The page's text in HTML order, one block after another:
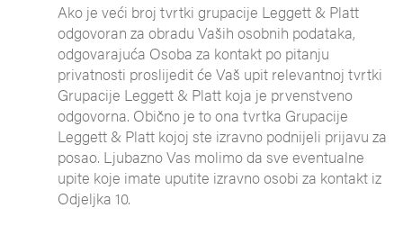
Ako je veći broj tvrtki grupacije Leggett & Platt
odgovoran za obradu Vaših osobnih podataka,
odgovarajuća Osoba za kontakt po pitanju
privatnosti proslijedit će Vaš upit relevantnoj tvrtki
Grupacije Leggett & Platt koja je prvenstveno
odgovorna. Obično je to ona tvrtka Grupacije
Leggett & Platt kojoj ste izravno podnijeli prijavu za
posao. Ljubazno Vas molimo da sve eventualne
upite koje imate uputite izravno osobi za kontakt iz
Odjeljka 10.